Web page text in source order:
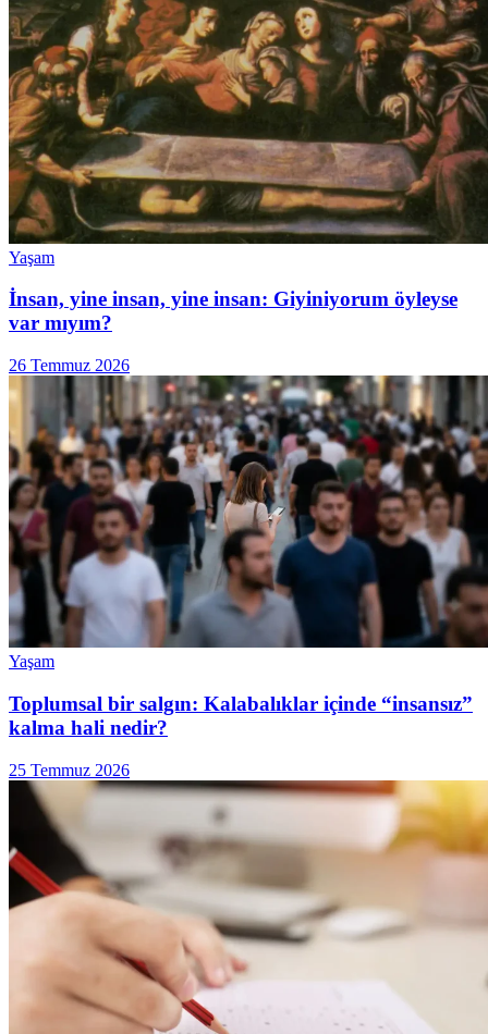
Yaşam
İnsan, yine insan, yine insan: Giyiniyorum öyleyse
var mıyım?
26 Temmuz 2026
Yaşam
Toplumsal bir salgın: Kalabalıklar içinde “insansız”
kalma hali nedir?
25 Temmuz 2026